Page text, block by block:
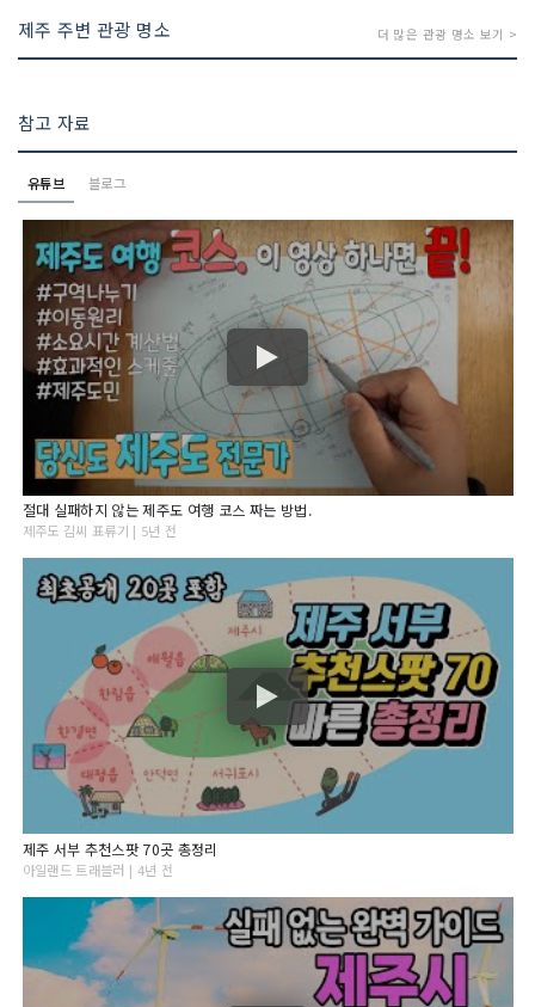
제주 주변 관광 명소 더 많은 관광 명소 보기 >
참고 자료
유튜브 블로그
절대 실패하지 않는 제주도 여행 코스 짜는 방법.
제주도 김씨 표류기 | 5년 전
제주 서부 추천스팟 70곳 총정리
아일랜드 트래블러 | 4년 전